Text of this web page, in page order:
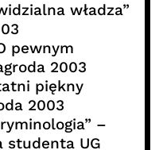
władza”
pewnym
2003
piękny
2003
–
studenta UG